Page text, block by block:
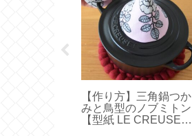
【作り方】ヒダのある
カーテンをハンドメイ
ド【カーテンレールに